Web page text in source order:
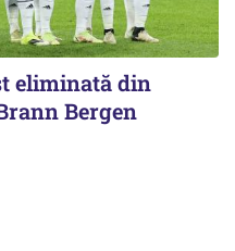
eliminată din
Bergen